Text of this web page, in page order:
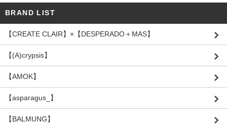
BRAND LIST
【CREATE CLAIR】×【DESPERADO＋MAS】
【(A)crypsis】
【AMOK】
【asparagus_】
【BALMUNG】